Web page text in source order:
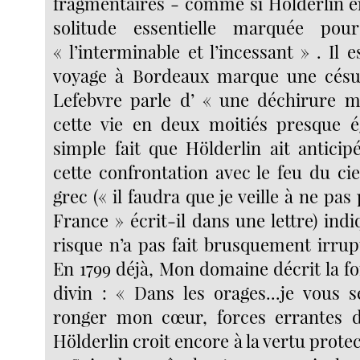
solitude essentielle marquée
« l’interminable et l’incessant » . Il
voyage à Bordeaux marque une
Lefebvre parle d’ « une déchirure
cette vie en deux moitiés presque
simple fait que Hölderlin ait
cette confrontation avec le feu du
grec (« il faudra que je veille à ne
France » écrit-il dans une lettre)
risque n’a pas fait brusquement
En 1799 déjà, Mon domaine décrit la
divin : « Dans les orages...je vous
ronger mon cœur, forces errantes
Hölderlin croit encore à la vertu